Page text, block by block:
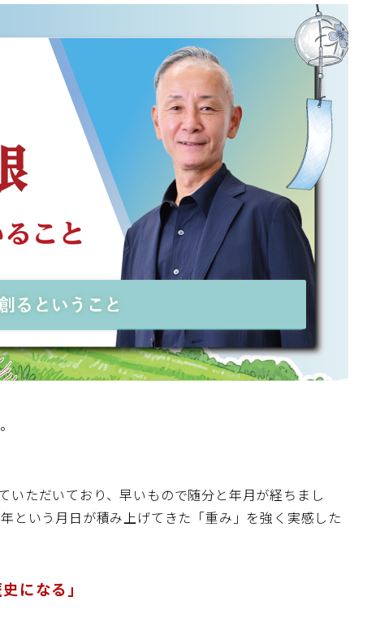
ただいており、早いもので随分と年月が経ちまし
という月日が積み上げてきた「重み」を強く実感した
になる」